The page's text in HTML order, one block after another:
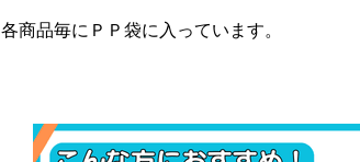
各商品毎にＰＰ袋に入っています。